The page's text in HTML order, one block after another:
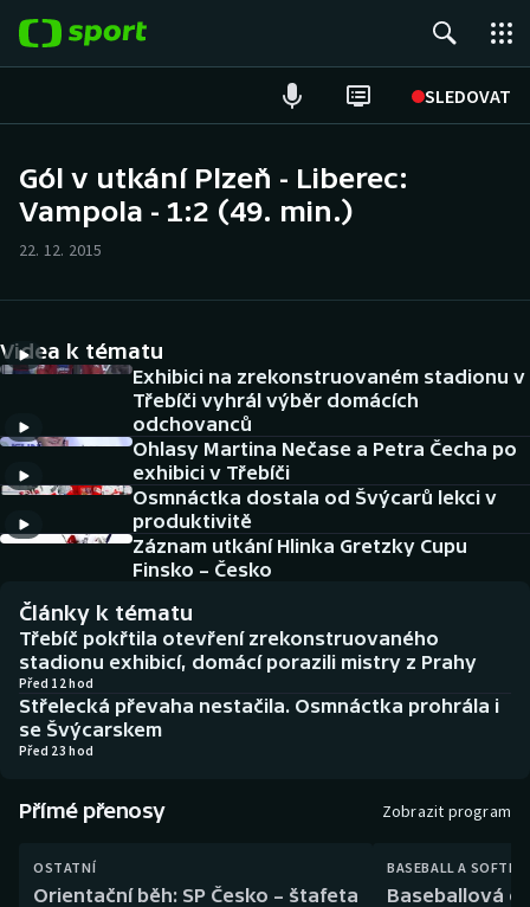
SLEDOVAT
Hokej
Cyklistika
DALŠÍ SPORTY
Americký fotbal
Baseball a softbal
Basketbal
Biatlon
Boby a skeleton
Dostihy
NEPŘEHLÉDNĚTE
Soutěže
Historické návraty
Aplikace ČT sport
AZ kvíz
Gól v utkání Plzeň - Liberec:
Vampola - 1:2 (49. min.)
22. 12. 2015
Videa k tématu
Exhibici na zrekonstruovaném stadionu v
Třebíči vyhrál výběr domácích
odchovanců
Ohlasy Martina Nečase a Petra Čecha po
exhibici v Třebíči
Osmnáctka dostala od Švýcarů lekci v
produktivitě
Záznam utkání Hlinka Gretzky Cupu
Finsko – Česko
Články k tématu
Třebíč pokřtila otevření zrekonstruovaného
stadionu exhibicí, domácí porazili mistry z Prahy
Před 12 hod
Střelecká převaha nestačila. Osmnáctka prohrála i
se Švýcarskem
Před 23 hod
Přímé přenosy Zobrazit program
OSTATNÍ
Orientační běh: SP Česko – štafeta
BASEBALL A
Baseballová